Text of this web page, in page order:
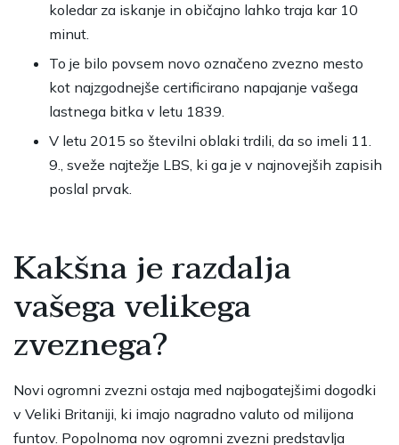
koledar za iskanje in običajno lahko traja kar 10
minut.
To je bilo povsem novo označeno zvezno mesto
kot najzgodnejše certificirano napajanje vašega
lastnega bitka v letu 1839.
V letu 2015 so številni oblaki trdili, da so imeli 11.
9., sveže najtežje LBS, ki ga je v najnovejših zapisih
poslal prvak.
Kakšna je razdalja
vašega velikega
zveznega?
Novi ogromni zvezni ostaja med najbogatejšimi dogodki
v Veliki Britaniji, ki imajo nagradno valuto od milijona
funtov. Popolnoma nov ogromni zvezni predstavlja